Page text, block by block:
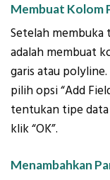
Membuat Kolom
Setelah
adalah membuat
garis atau
pilih opsi “Add
tentukan tipe data
klik “OK”.
Menambahkan